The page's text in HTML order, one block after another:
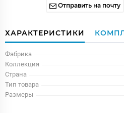
Отправить на почту
ХАРАКТЕРИСТИКИ
Фабрика
Коллекция
Страна
Тип товара
Размеры